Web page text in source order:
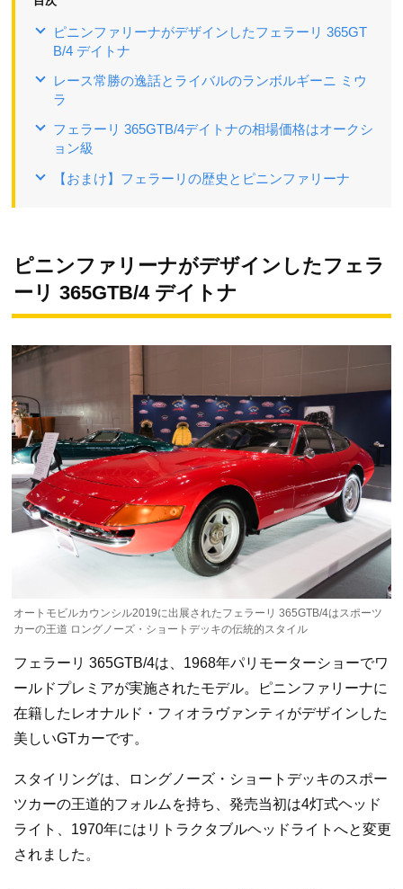
ピニンファリーナがデザインしたフェラーリ 365GT
B/4 デイトナ
レース常勝の逸話とライバルのランボルギーニ ミウ
ラ
フェラーリ 365GTB/4デイトナの相場価格はオークシ
ョン級
【おまけ】フェラーリの歴史とピニンファリーナ
ピニンファリーナがデザインしたフェラ
ーリ 365GTB/4 デイトナ
オートモビルカウンシル2019に出展されたフェラーリ 365GTB/4はスポーツ
カーの王道 ロングノーズ・ショートデッキの伝統的スタイル
フェラーリ 365GTB/4は、1968年パリモーターショーでワ
ールドプレミアが実施されたモデル。ピニンファリーナに
在籍したレオナルド・フィオラヴァンティがデザインした
美しいGTカーです。
スタイリングは、ロングノーズ・ショートデッキのスポー
ツカーの王道的フォルムを持ち、発売当初は4灯式ヘッド
ライト、1970年にはリトラクタブルヘッドライトへと変更
されました。